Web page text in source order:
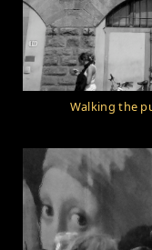
Walking the